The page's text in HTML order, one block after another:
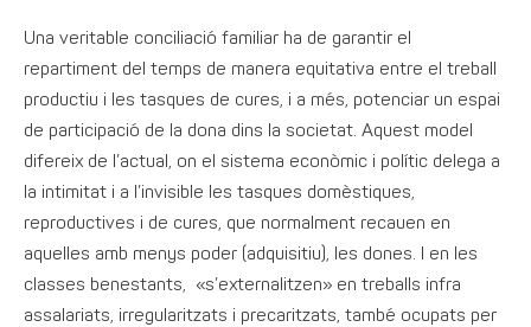
Una veritable conciliació familiar ha de garantir el
repartiment del temps de manera equitativa entre el treball
productiu i les tasques de cures, i a més, potenciar un espai
de participació de la dona dins la societat. Aquest model
difereix de l’actual, on el sistema econòmic i polític delega a
la intimitat i a l’invisible les tasques domèstiques,
reproductives i de cures, que normalment recauen en
aquelles amb menys poder (adquisitiu), les dones. I en les
classes benestants, «s’externalitzen» en treballs infra
assalariats, irregularitzats i precaritzats, també ocupats per